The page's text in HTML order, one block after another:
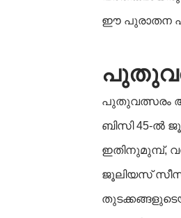
ഈ പുരാതന
പുതുവത്സരം
ബിസി 45-ൽ
ഇതിനുമുമ്പ്,
ജൂലിയസ് സീസർ